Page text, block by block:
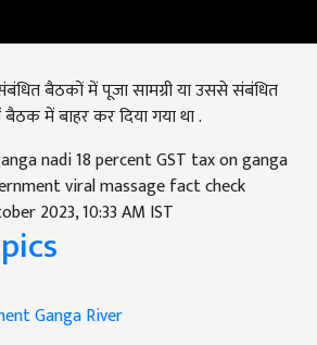
बैठकों में पूजा सामग्री या उससे संबंधित
बैठक में बाहर कर दिया गया था .
nadi 18 percent GST tax on ganga
viral massage fact check
2023, 10:33 AM IST
Ganga River